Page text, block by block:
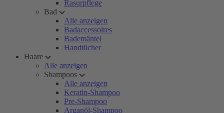
Rasurpflege
Bad
Alle anzeigen
Badaccessoires
Bademäntel
Handtücher
Haare
Alle anzeigen
Shampoos
Alle anzeigen
Keratin-Shampoo
Pre-Shampoo
Arganöl-Shampoo